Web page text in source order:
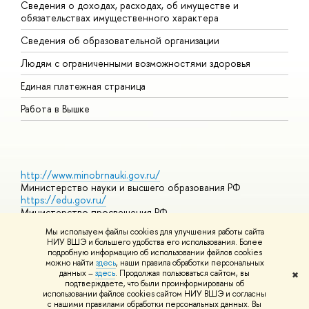
Мы используем файлы cookies для улучшения работы сайта
НИУ ВШЭ и большего удобства его использования. Более
подробную информацию об использовании файлов cookies
можно найти здесь, наши правила обработки персональных
данных –здесь. Продолжая пользоваться сайтом, вы
подтверждаете, что были проинформированы об
использовании файлов cookies сайтом НИУ ВШЭ и согласны
с нашими правилами обработки персональных данных. Вы
✖
Сведения о доходах, расходах, об имуществе и
обязательствах имущественного характера
Сведения об образовательной организации
Людям с ограниченными возможностями здоровья
Единая платежная страница
Работа в Вышке
http://www.minobrnauki.gov.ru/
Министерство науки и высшего образования РФ
https://edu.gov.ru/
Министерство просвещения РФ
Массовые открытые онлайн-курсы
© НИУ ВШЭ 1993–2026 Адреса и контактыУсловия
использования материалов Политика конфиденциальности